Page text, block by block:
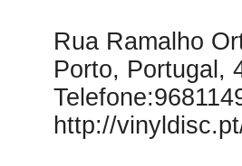
Rua Ramalho
Porto, Portugal,
http://